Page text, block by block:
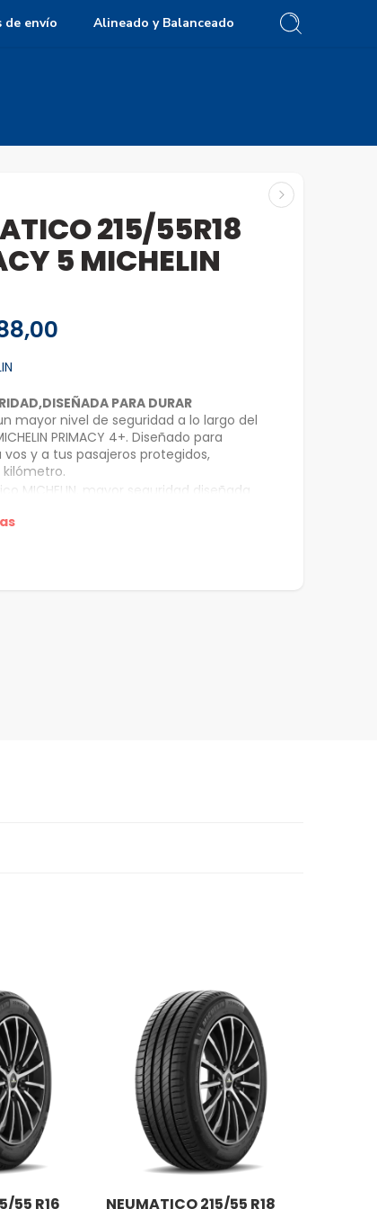
de envío Alineado y Balanceado
215/55R18
5 MICHELIN
PARA DURAR
mayor nivel de seguridad a lo largo del
PRIMACY 4+. Diseñado para
y a tus pasajeros protegidos,
MICHELIN, mayor seguridad diseñada
prestaciones de frenado en mojado,
55 R16 NEUMATICO 215/55 R18